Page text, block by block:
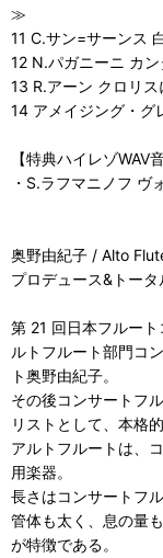
≫
11 C.サン=サーンス
12 N.パガニーニ カン
13 R.アーン クロリス
14 アメイジング・グ
【特典ハイレゾWAV音
・S.ラフマニノフ ヴ
奥野由紀子 / Alto
プロデュース&トー
第 21 回日本フルー
ルトフルート部門コ
ト奥野由紀子。
その後コンサートフ
リストとして、本格
アルトフルートは、
用楽器。
長さはコンサートフ
管体も太く、息の量
が特徴である。